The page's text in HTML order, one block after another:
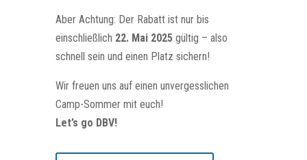
Aber Achtung: Der Rabatt ist nur bis
einschließlich 22. Mai 2025 gültig – also
schnell sein und einen Platz sichern!
Wir freuen uns auf einen unvergesslichen
Camp-Sommer mit euch!
Let’s go DBV!